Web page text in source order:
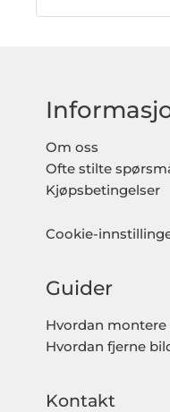
Om oss
Ofte stilte
Kjøpsbetingelser
Cookie-
Guider
Hvordan
Hvordan fjerne
Kontakt